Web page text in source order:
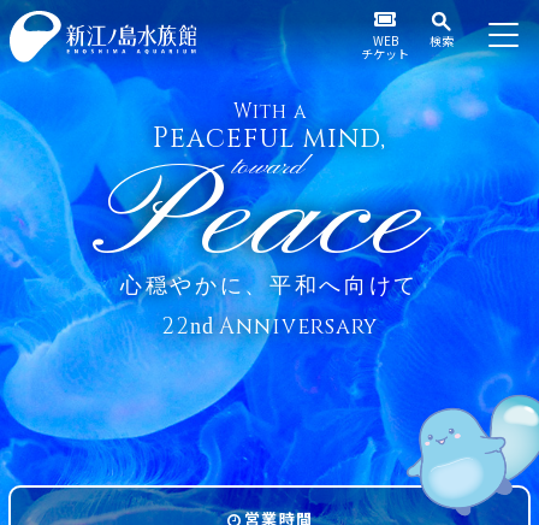
WEB
チケット
検索
With a
Peaceful mind,
toward
Peace
心穏やかに、平和へ向けて
22ndAnniversary
営業時間